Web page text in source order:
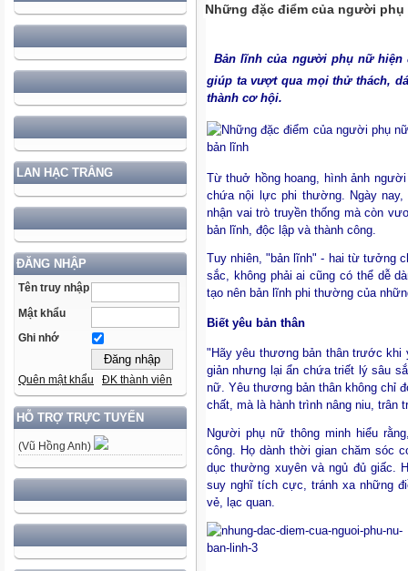
LAN HẠC TRẮNG
ĐĂNG NHẬP
Tên truy nhập
Mật khẩu
Ghi nhớ
Quên mật khẩu ĐK thành viên
HỖ TRỢ TRỰC TUYẾN
(Vũ Hồng Anh)
Những đặc điểm của người
Bản lĩnh của người phụ nữ
giúp ta vượt qua mọi thử thách,
thành cơ hội.
Từ thuở hồng hoang, hình ảnh
chứa nội lực phi thường. Ngày
nhận vai trò truyền thống mà còn
bản lĩnh, độc lập và thành công.
Tuy nhiên, "bản lĩnh" - hai từ tưởng
sắc, không phải ai cũng có thể dễ
tạo nên bản lĩnh phi thường của
Biết yêu bản thân
"Hãy yêu thương bản thân trước
giản nhưng lại ẩn chứa triết lý sâu
nữ. Yêu thương bản thân không chỉ
chất, mà là hành trình nâng niu, trân
Người phụ nữ thông minh hiểu
công. Họ dành thời gian chăm sóc
dục thường xuyên và ngủ đủ giấc.
suy nghĩ tích cực, tránh xa những
vẻ, lạc quan.